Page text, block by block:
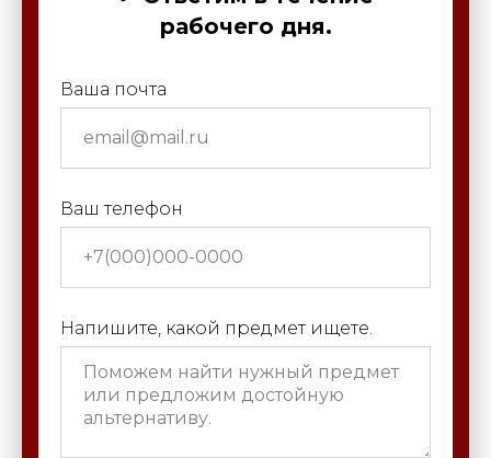
рабочего дня.
Ваша почта
Ваш телефон
Напишите, какой предмет ищете.